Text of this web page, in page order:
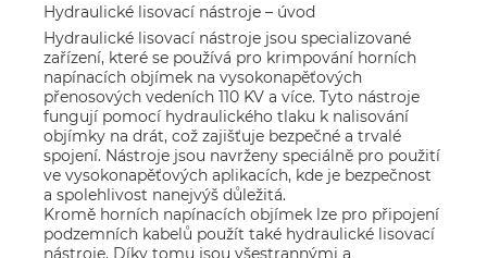
Hydraulické lisovací nástroje – úvod
Hydraulické lisovací nástroje jsou specializované
zařízení, které se používá pro krimpování horních
napínacích objímek na vysokonapěťových
přenosových vedeních 110 KV a více. Tyto nástroje
fungují pomocí hydraulického tlaku k nalisování
objímky na drát, což zajišťuje bezpečné a trvalé
spojení. Nástroje jsou navrženy speciálně pro použití
ve vysokonapěťových aplikacích, kde je bezpečnost
a spolehlivost nanejvýš důležitá.
Kromě horních napínacích objímek lze pro připojení
podzemních kabelů použít také hydraulické lisovací
nástroje. Díky tomu jsou všestrannými a